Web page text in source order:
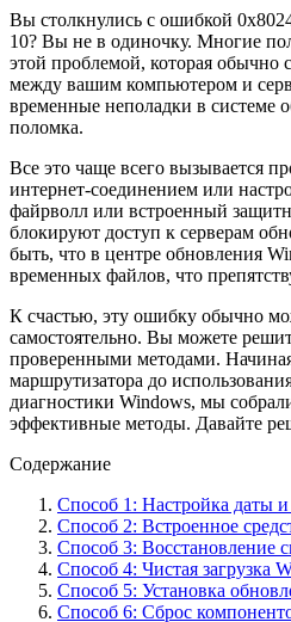
Вы столкнулись с ошибкой
10? Вы не в одиночку. Многие
этой проблемой, которая обычно
между вашим компьютером и
временные неполадки в системе
поломка.
Все это чаще всего вызывается
интернет-соединением или
файрволл или встроенный
блокируют доступ к серверам
быть, что в центре обновления
временных файлов, что
К счастью, эту ошибку обычно
самостоятельно. Вы можете
проверенными методами.
маршрутизатора до
диагностики Windows, мы
эффективные методы. Давайте
Содержание
Способ 1: Настройка даты
Способ 2: Встроенное
Способ 3: Восстановление
Способ 4: Чистая загрузка
Способ 5: Установка
Способ 6: Сброс